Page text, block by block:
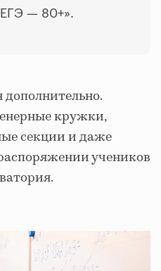
— 80+».
кружки,
секции и даже
учеников